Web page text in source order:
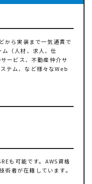
から実装まで一気通貫で
（人材、求人、仕
ービス、不動産仲介サ
テム、など様々なWeb
も可能です。AWS資格
者が在籍しています。